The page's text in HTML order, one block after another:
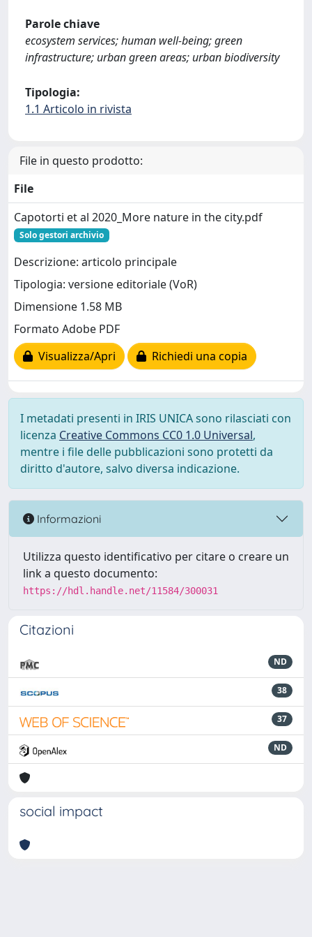
Parole chiave
ecosystem services; human well-being; green
infrastructure; urban green areas; urban biodiversity
Tipologia:
1.1 Articolo in rivista
File in questo prodotto:
File
Capotorti et al 2020_More nature in the city.pdf
Solo gestori archivio
Descrizione: articolo principale
Tipologia: versione editoriale (VoR)
Dimensione 1.58 MB
Formato Adobe PDF
Visualizza/Apri
Richiedi una copia
I metadati presenti in IRIS UNICA sono rilasciati con
licenza Creative Commons CC0 1.0 Universal,
mentre i file delle pubblicazioni sono protetti da
diritto d'autore, salvo diversa indicazione.
Informazioni
Utilizza questo identificativo per citare o creare un
link a questo documento:
https://hdl.handle.net/11584/300031
Citazioni
ND
38
37
ND
social impact